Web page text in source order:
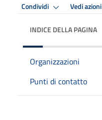
Condividi Vedi azioni
INDICE DELLA PAGINA
Organizzazioni
Punti di contatto